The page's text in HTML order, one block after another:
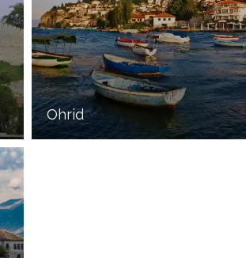
Ohrid